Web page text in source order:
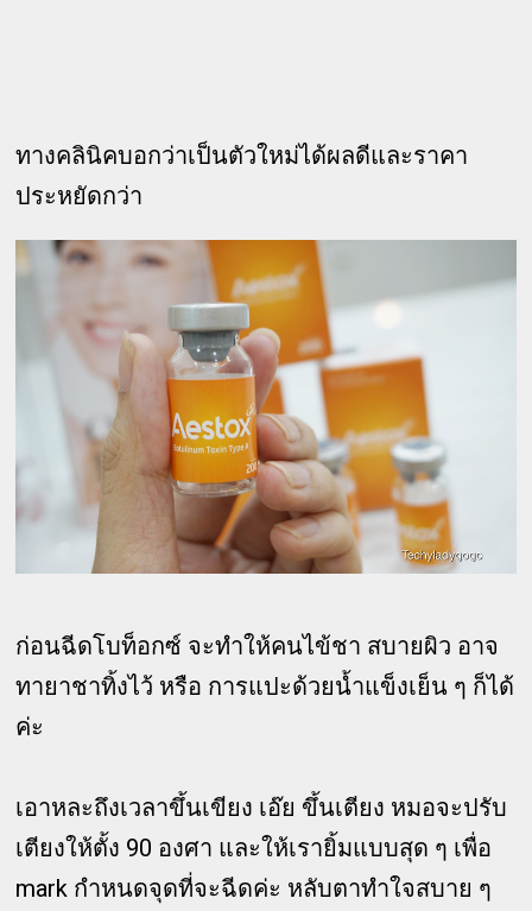
ทางคลินิคบอกว่าเป็นตัวใหม่ได้ผลดีและราคา
ประหยัดกว่า
ก่อนฉีดโบท็อกซ์ จะทำให้คนไข้ชา สบายผิว อาจ
ทายาชาทิ้งไว้ หรือ การแปะด้วยน้ำแข็งเย็น ๆ ก็ได้
ค่ะ
เอาหละถึงเวลาขึ้นเขียง เอ๊ย ขึ้นเตียง หมอจะปรับ
เตียงให้ตั้ง 90 องศา และให้เรายิ้มแบบสุด ๆ เพื่อ
mark กำหนดจุดที่จะฉีดค่ะ หลับตาทำใจสบาย ๆ